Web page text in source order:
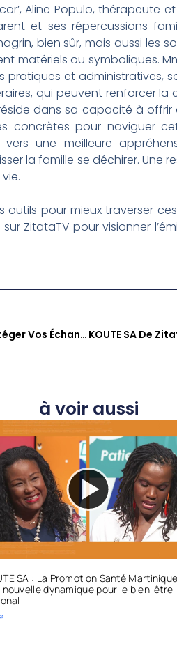
Aline Populo, thérapeute
et ses répercussions
bien sûr, mais aussi les
matériels ou symboliques.
et administratives,
qui peuvent renforcer la
dans sa capacité à
concrètes pour naviguer
vers une meilleure
la famille se déchirer.
pour mieux traverser ces
ZitataTV pour visionner
Le Secret Avocat-Client Démystifié : Protéger Vos Échanges Juridiques
à voir aussi
SA : La Promotion Santé
nouvelle dynamique pour le bien-être